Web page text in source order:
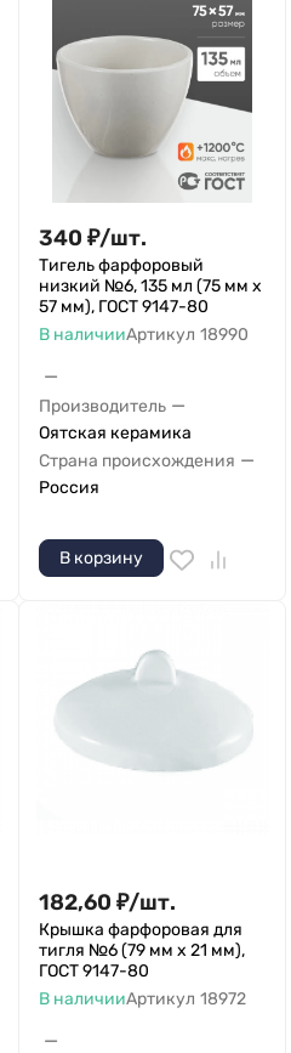
340 ₽/шт.
Тигель фарфоровый
низкий №6, 135 мл (75 мм х
57 мм), ГОСТ 9147-80
В наличииАртикул 18990
—
Производитель —
Оятская керамика
Страна происхождения —
Россия
В корзину
182,60 ₽/шт.
Крышка фарфоровая для
тигля №6 (79 мм х 21 мм),
ГОСТ 9147-80
В наличииАртикул 18972
—